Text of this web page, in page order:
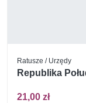
Ratusze / Urzędy
Republika
21,00 zł